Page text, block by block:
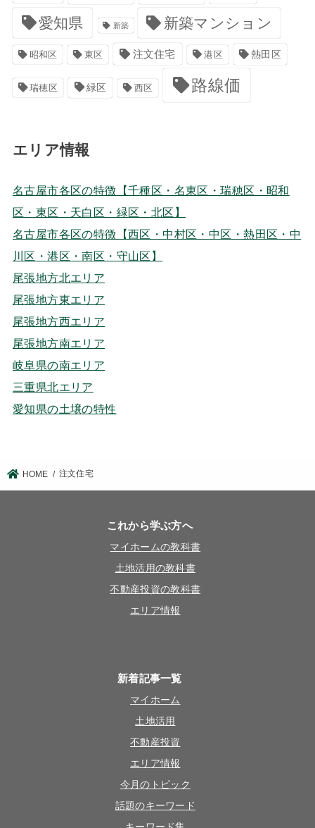
愛知県 新築 新築マンション
昭和区 東区 注文住宅 港区 熱田区
瑞穂区 緑区 西区 路線価
エリア情報
名古屋市各区の特徴【千種区・名東区・瑞穂区・昭和
区・東区・天白区・緑区・北区】
名古屋市各区の特徴【西区・中村区・中区・熱田区・中
川区・港区・南区・守山区】
尾張地方北エリア
尾張地方東エリア
尾張地方西エリア
尾張地方南エリア
岐阜県の南エリア
三重県北エリア
愛知県の土壌の特性
HOME 注文住宅
これから学ぶ方へ
マイホームの教科書
土地活用の教科書
不動産投資の教科書
エリア情報
新着記事一覧
マイホーム
土地活用
不動産投資
エリア情報
今月のトピック
話題のキーワード